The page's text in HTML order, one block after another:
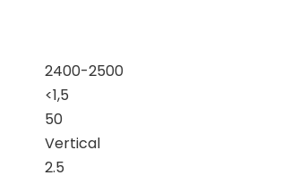
2400-2500
<1,5
50
Vertical
2.5